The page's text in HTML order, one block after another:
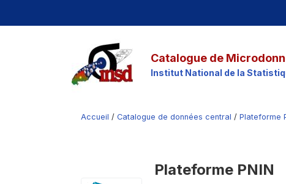
Catalogue de
Institut National de la
Accueil / Catalogue de données central / Plateforme
Plateforme PNIN